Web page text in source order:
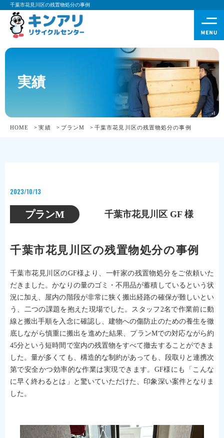
千葉市花見川区の残置物処分の事例
実績
HOME 実績 プランM 千葉市花見川区の残置物処分の事例
2023/10/13
プランM 千葉市花見川区 GF 様
千葉市花見川区の残置物処分の事例
千葉市花見川区のGF様より、一軒家の残置物処分をご依頼いた
だきました。かなりの量のゴミ・不用品が蓄積しているという状
況に加え、屋内の階段が非常に狭く搬出経路の確保が難しいとい
う、二つの課題を抱えた現場でした。スタッフ2名で作業前に動
線と搬出手順を入念に確認し、建物への傷防止のための養生を徹
底しながら慎重に搬出を進めた結果、プランMでの対応ながら約
45分という短時間で室内の残置物をすべて撤去することができま
した。量が多くても、構造的な制約があっても、段取りと連携次
第で安全かつ効率的な作業は実現できます。GF様にも「こんな
に早く終わるとは」と驚いていただけた、印象深い案件となりま
した。